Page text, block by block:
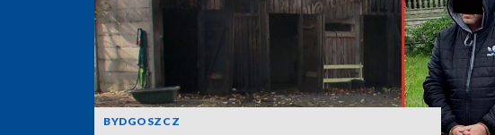
BYDGOSZCZ